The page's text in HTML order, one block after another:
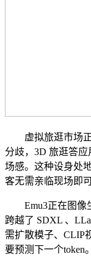
虚拟旅逛市场正
分歧，3D 旅逛答
场感。这种设身处
客无需亲临现场即
Emu3正在图像
跨越了 SDXL 、
需扩散模子、CLIP
要预测下一个token。